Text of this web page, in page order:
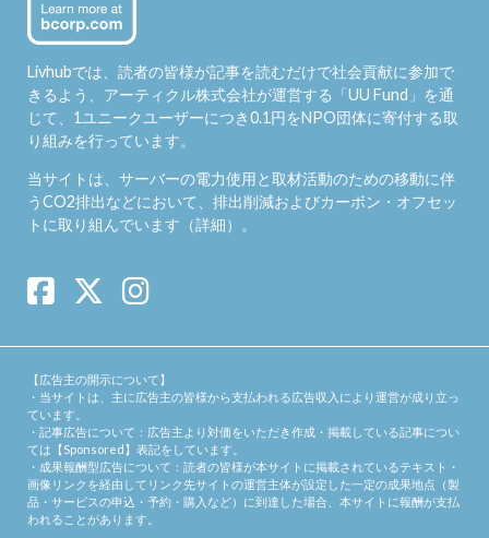
Livhubでは、読者の皆様が記事を読むだけで社会貢献に参加で
きるよう、アーティクル株式会社が運営する「UU Fund 」を通
じて、1ユニークユーザーにつき0.1円をNPO団体に寄付する取
り組みを行っています。
当サイトは、サーバーの電力使用と取材活動のための移動に伴
うCO2排出などにおいて、排出削減およびカーボン・オフセッ
トに取り組んでいます（詳細）。
【広告主の開示について】
・当サイトは、主に広告主の皆様から支払われる広告収入により運営が成り立っ
ています。
・記事広告について：広告主より対価をいただき作成・掲載している記事につい
ては【Sponsored】表記をしています。
・成果報酬型広告について：読者の皆様が本サイトに掲載されているテキスト・
画像リンクを経由してリンク先サイトの運営主体が設定した一定の成果地点（製
品・サービスの申込・予約・購入など）に到達した場合、本サイトに報酬が支払
われることがあります。